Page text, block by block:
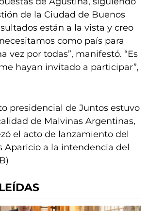
de la Ciudad de Buenos
están a la vista y creo
como país para
vez por todas”, manifestó. “Es
hayan invitado a participar”,
presidencial de Juntos estuvo
de Malvinas Argentinas,
el acto de lanzamiento del
Aparicio a la intendencia del